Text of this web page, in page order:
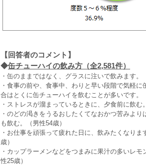
【回答者のコメント】
◆缶チューハイの飲み方（全2,581件）
・缶のままではなく、グラスに注いで飲みます。
・食事の前や、食事中、わりと早い段階で気軽
合はとくに缶チューハイを飲むことが多いです。
・ストレスが溜まっているときに、夕食前に飲む
・のどの渇きをうるおしたくてなおかつ苦みよ
も飲む。（男性54歳）
・お仕事を頑張って疲れた日に、飲みたくなり
歳）
・カップラーメンなどをつまみに果汁の多いレ
性25歳）